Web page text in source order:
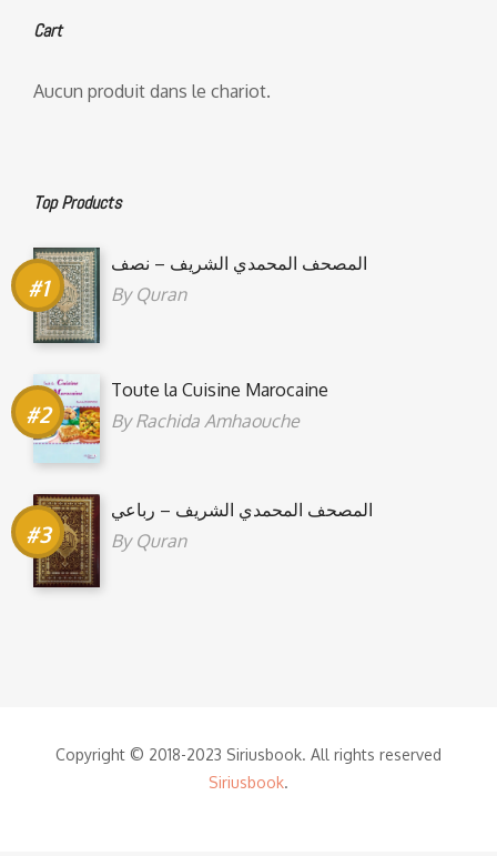
Cart
Aucun produit dans le chariot.
Top Products
المصحف المحمدي الشريف – نصف
By Quran
Toute la Cuisine Marocaine
ByRachida Amhaouche
المصحف المحمدي الشريف – رباعي
By Quran
Copyright © 2018-2023 Siriusbook. All rights reserved
Siriusbook.